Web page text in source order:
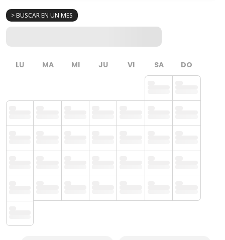
> BUSCAR EN UN MES
LU MA MI JU VI SA DO